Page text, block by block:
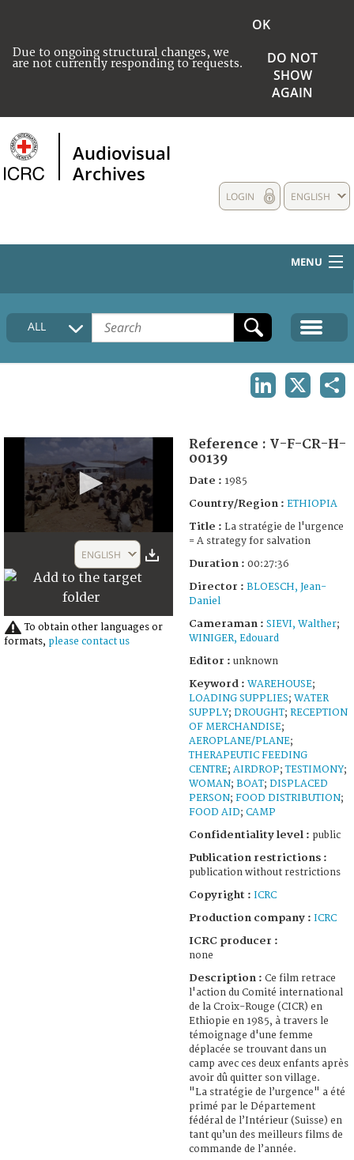
Due to ongoing structural changes, we
are not currently responding to requests.
OK
DO NOT
SHOW
AGAIN
Audiovisual
Archives
ENGLISH
LOGIN
MENU
HOME
COLLECTIONS DESCRIPTION
ALL
29
seconds
ENGLISH
To obtain other languages or
formats, please contact us
Reference : V-F-CR-H-
00139
Date : 1985
Country/Region : ETHIOPIA
Title : La stratégie de l'urgence
= A strategy for salvation
Duration : 00:27:36
Director : BLOESCH, Jean-
Daniel
Cameraman : SIEVI, Walther;
WINIGER, Edouard
Editor : unknown
Keyword : WAREHOUSE;
LOADING SUPPLIES; WATER
SUPPLY; DROUGHT; RECEPTION
OF MERCHANDISE;
AEROPLANE/PLANE;
THERAPEUTIC FEEDING
CENTRE; AIRDROP;TESTIMONY;
WOMAN; BOAT; DISPLACED
PERSON; FOOD DISTRIBUTION;
FOOD AID; CAMP
Confidentiality level : public
Publication restrictions :
publication without restrictions
Copyright : ICRC
Production company : ICRC
ICRC producer :
none
Description : Ce film retrace
l'action du Comité international
de la Croix-Rouge (CICR) en
Ethiopie en 1985, à travers le
témoignage d'une femme
déplacée se trouvant dans un
camp avec ces deux enfants après
avoir dû quitter son village.
"La stratégie de l’urgence" a été
primé par le Département
fédéral de l’Intérieur (Suisse) en
tant qu’un des meilleurs films de
commande de l’année.